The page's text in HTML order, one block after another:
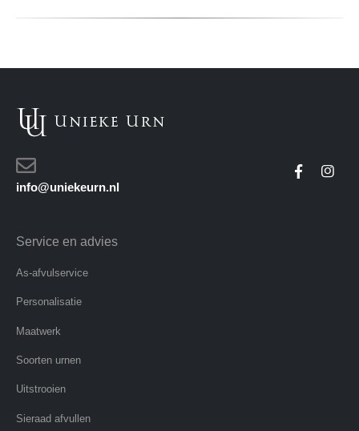
info@uniekeurn.nl
Service en advies
As-afvulservice
Personalisatie
Maatwerk
Soorten urnen
Uitstrooien
Sieraad afvullen